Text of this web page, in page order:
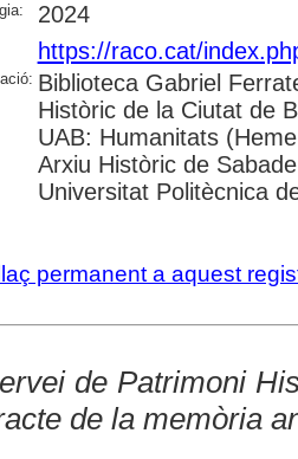
2024
https://raco.cat/
Biblioteca Gabriel
Històric de la Ciutat de
UAB: Humanitats
Arxiu Històric de
Universitat Politècnica
permanent a aquest
de Patrimoni
de la memòria